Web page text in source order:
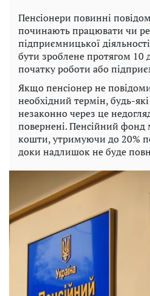
Пенсіонери повинні
починають працювати чи
підприємницької
бути зроблене протягом 10
початку роботи або
Якщо пенсіонер не
необхідний термін, будь-
незаконно через це
повернені. Пенсійний фонд
кошти, утримуючи до 20%
доки надлишок не буде